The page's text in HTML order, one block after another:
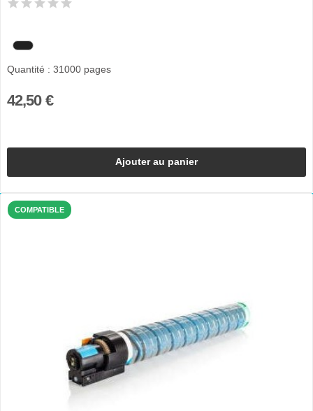
Quantité : 31000 pages
42,50 €
Ajouter au panier
COMPATIBLE